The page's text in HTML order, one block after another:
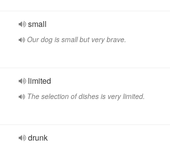
small
Our dog is small but very brave.
limited
The selection of dishes is very limited.
drunk